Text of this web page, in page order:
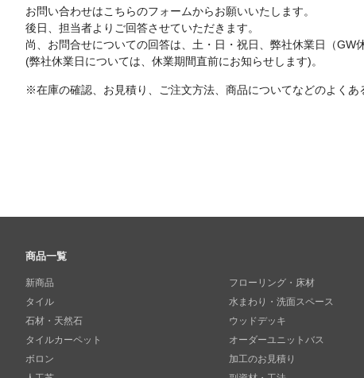
お問い合わせはこちらのフォームからお願いいたします。
後日、担当者よりご回答させていただきます。
尚、お問合せについての回答は、土・日・祝日、弊社休業日（GW
(弊社休業日については、休業期間直前にお知らせします)。
※在庫の確認、お見積り、ご注文方法、商品についてなどのよくあ
商品一覧
新商品
タイル
石材・天然石
タイルカーペット
ボロン
フローリング・床材
水まわり・洗面スペース
ウッドデッキ
オーダーユニットバス
加工のお見積り